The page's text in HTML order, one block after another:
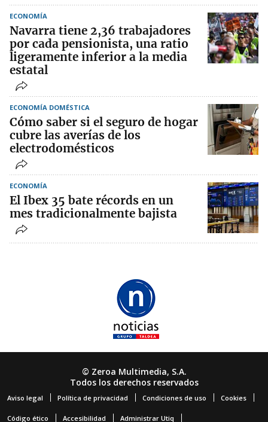
ECONOMÍA
Navarra tiene 2,36 trabajadores
por cada pensionista, una ratio
ligeramente inferior a la media
estatal
ECONOMÍA DOMÉSTICA
Cómo saber si el seguro de hogar
cubre las averías de los
electrodomésticos
ECONOMÍA
El Ibex 35 bate récords en un
mes tradicionalmente bajista
© Zeroa Multimedia, S.A.
Todos los derechos reservados
Aviso legal Política de privacidad Condiciones de uso Cookies
Código ético Accesibilidad Administrar Utiq